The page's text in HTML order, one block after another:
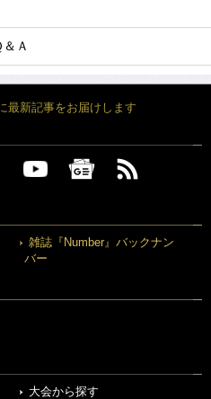
Ａ
最新記事をお届けします
雑誌『Number』バックナン
バー
大会から探す